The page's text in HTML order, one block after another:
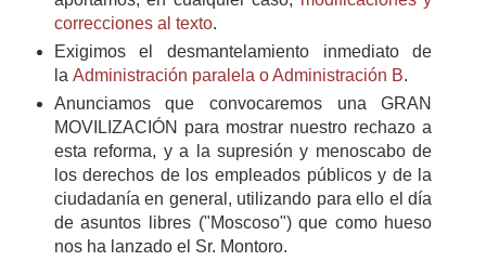
correcciones al texto.
Exigimos el desmantelamiento inmediato de
la Administración paralela o Administración B.
Anunciamos que convocaremos una GRAN
MOVILIZACIÓN para mostrar nuestro rechazo a
esta reforma, y a la supresión y menoscabo de
los derechos de los empleados públicos y de la
ciudadanía en general, utilizando para ello el día
de asuntos libres ("Moscoso") que como hueso
nos ha lanzado el Sr. Montoro.